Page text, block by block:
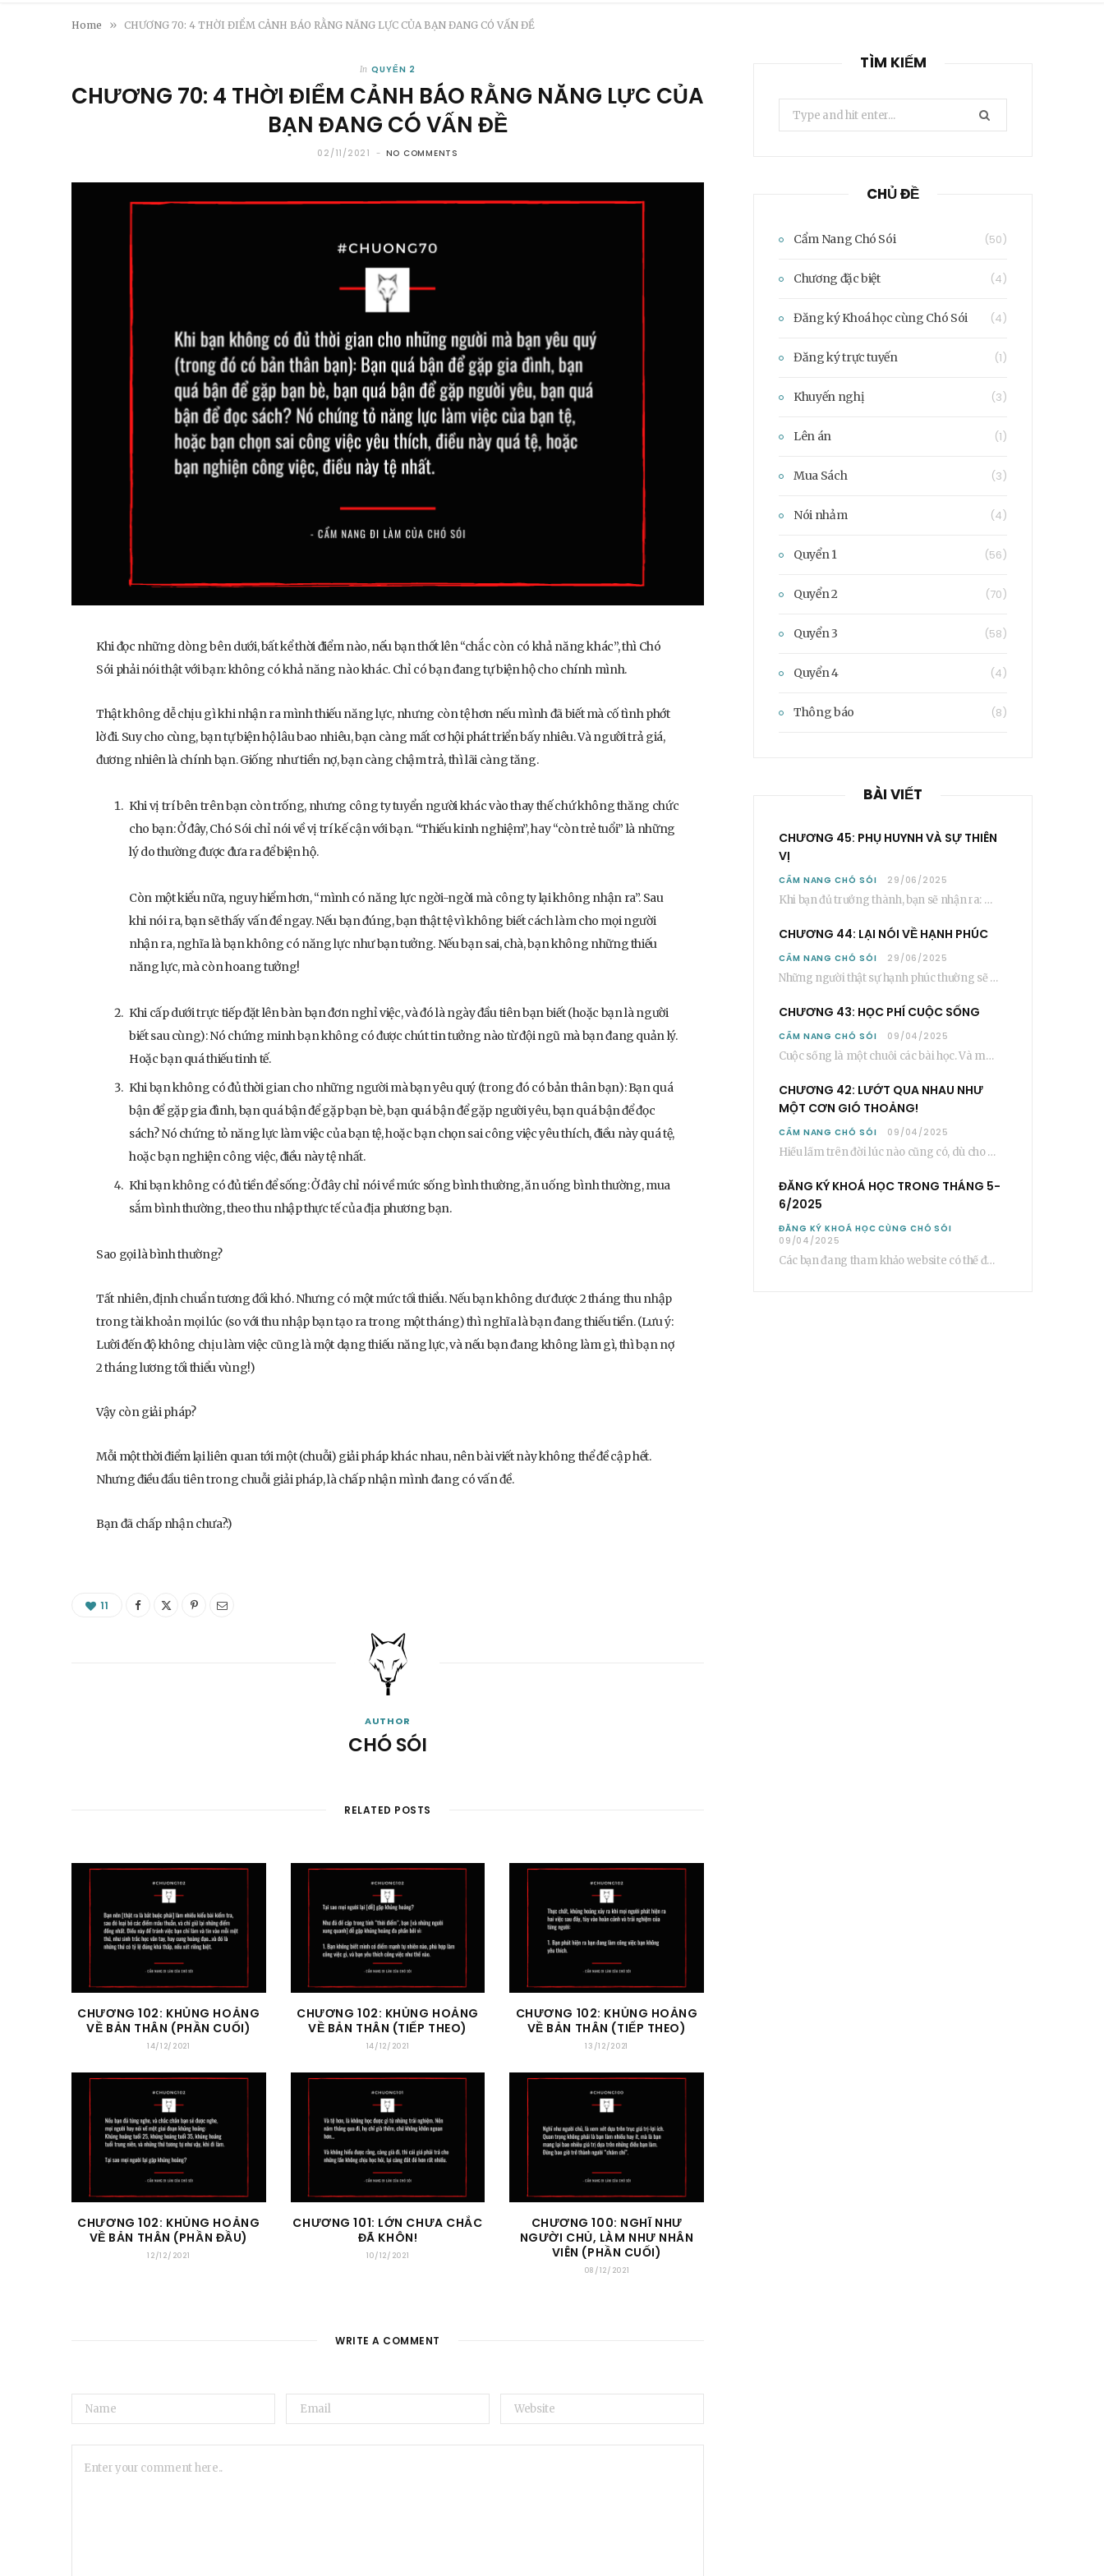
Home » CHƯƠNG 70: 4 THỜI ĐIỂM CẢNH BÁO RẰNG NĂNG LỰC CỦA BẠN ĐANG CÓ VẤN ĐỀ
In QUYỂN 2
CHƯƠNG 70: 4 THỜI ĐIỂM CẢNH BÁO RẰNG NĂNG LỰC CỦA
BẠN ĐANG CÓ VẤN ĐỀ
02/11/2021 NO COMMENTS
Khi đọc những dòng bên dưới, bất kể thời điểm nào, nếu bạn thốt lên “chắc còn có khả năng khác”, thì Chó
Sói phải nói thật với bạn: không có khả năng nào khác. Chỉ có bạn đang tự biện hộ cho chính mình.
Thật không dễ chịu gì khi nhận ra mình thiếu năng lực, nhưng còn tệ hơn nếu mình đã biết mà cố tình phớt
lờ đi. Suy cho cùng, bạn tự biện hộ lâu bao nhiêu, bạn càng mất cơ hội phát triển bấy nhiêu. Và người trả giá,
đương nhiên là chính bạn. Giống như tiền nợ, bạn càng chậm trả, thì lãi càng tăng.
Khi vị trí bên trên bạn còn trống, nhưng công ty tuyển người khác vào thay thế chứ không thăng chức
cho bạn: Ở đây, Chó Sói chỉ nói về vị trí kế cận với bạn. “Thiếu kinh nghiệm”, hay “còn trẻ tuổi” là những
lý do thường được đưa ra để biện hộ.
Còn một kiểu nữa, nguy hiểm hơn, “mình có năng lực ngời-ngời mà công ty lại không nhận ra”. Sau
khi nói ra, bạn sẽ thấy vấn đề ngay. Nếu bạn đúng, bạn thật tệ vì không biết cách làm cho mọi người
nhận ra, nghĩa là bạn không có năng lực như bạn tưởng. Nếu bạn sai, chà, bạn không những thiếu
năng lực, mà còn hoang tưởng!
Khi cấp dưới trực tiếp đặt lên bàn bạn đơn nghỉ việc, và đó là ngày đầu tiên bạn biết (hoặc bạn là người
biết sau cùng): Nó chứng minh bạn không có được chút tin tưởng nào từ đội ngũ mà bạn đang quản lý.
Hoặc bạn quá thiếu tinh tế.
Khi bạn không có đủ thời gian cho những người mà bạn yêu quý (trong đó có bản thân bạn): Bạn quá
bận để gặp gia đình, bạn quá bận để gặp bạn bè, bạn quá bận để gặp người yêu, bạn quá bận để đọc
sách? Nó chứng tỏ năng lực làm việc của bạn tệ, hoặc bạn chọn sai công việc yêu thích, điều này quá tệ,
hoặc bạn nghiện công việc, điều này tệ nhất.
Khi bạn không có đủ tiền để sống: Ở đây chỉ nói về mức sống bình thường, ăn uống bình thường, mua
sắm bình thường, theo thu nhập thực tế của địa phương bạn.
Sao gọi là bình thường?
Tất nhiên, định chuẩn tương đối khó. Nhưng có một mức tối thiểu. Nếu bạn không dư được 2 tháng thu nhập
trong tài khoản mọi lúc (so với thu nhập bạn tạo ra trong một tháng) thì nghĩa là bạn đang thiếu tiền. (Lưu ý:
Lười đến độ không chịu làm việc cũng là một dạng thiếu năng lực, và nếu bạn đang không làm gì, thì bạn nợ
2 tháng lương tối thiểu vùng!)
Vậy còn giải pháp?
Mỗi một thời điểm lại liên quan tới một (chuỗi) giải pháp khác nhau, nên bài viết này không thể đề cập hết.
Nhưng điều đầu tiên trong chuỗi giải pháp, là chấp nhận mình đang có vấn đề.
Bạn đã chấp nhận chưa?:)
11
AUTHOR
CHÓ SÓI
RELATED POSTS
CHƯƠNG 102: KHỦNG HOẢNG
VỀ BẢN THÂN (PHẦN CUỐI)
14/12/2021
CHƯƠNG 102: KHỦNG HOẢNG
VỀ BẢN THÂN (TIẾP THEO)
14/12/2021
CHƯƠNG 102: KHỦNG HOẢNG
VỀ BẢN THÂN (TIẾP THEO)
13/12/2021
CHƯƠNG 102: KHỦNG HOẢNG
VỀ BẢN THÂN (PHẦN ĐẦU)
12/12/2021
CHƯƠNG 101: LỚN CHƯA CHẮC
ĐÃ KHÔN!
10/12/2021
CHƯƠNG 100: NGHĨ NHƯ
NGƯỜI CHỦ, LÀM NHƯ NHÂN
VIÊN (PHẦN CUỐI)
08/12/2021
WRITE A COMMENT
TÌM KIẾM
Search
for:
CHỦ ĐỀ
Cẩm Nang Chó Sói (50)
Chương đặc biệt (4)
Đăng ký Khoá học cùng Chó Sói (4)
Đăng ký trực tuyến (1)
Khuyến nghị (3)
Lên án (1)
Mua Sách (3)
Nói nhảm (4)
Quyển 1 (56)
Quyển 2 (70)
Quyển 3 (58)
Quyển 4 (4)
Thông báo (8)
BÀI VIẾT
CHƯƠNG 45: PHỤ HUYNH VÀ SỰ THIÊN
VỊ
CẨM NANG CHÓ SÓI 29/06/2025
Khi bạn đủ trưởng thành, bạn sẽ nhận ra: Phần lớn các bậc phụ huynh…
CHƯƠNG 44: LẠI NÓI VỀ HẠNH PHÚC
CẨM NANG CHÓ SÓI 29/06/2025
Những người thật sự hạnh phúc thường sẽ không nói cụ thể rằng bạn “phải”…
CHƯƠNG 43: HỌC PHÍ CUỘC SỐNG
CẨM NANG CHÓ SÓI 09/04/2025
Cuộc sống là một chuỗi các bài học. Và mỗi người, sẽ phải học rất…
CHƯƠNG 42: LƯỚT QUA NHAU NHƯ
MỘT CƠN GIÓ THOẢNG!
CẨM NANG CHÓ SÓI 09/04/2025
Hiểu lầm trên đời lúc nào cũng có, dù cho nó ở trong một mối…
ĐĂNG KÝ KHOÁ HỌC TRONG THÁNG 5-
6/2025
ĐĂNG KÝ KHOÁ HỌC CÙNG CHÓ SÓI
09/04/2025
Các bạn đang tham khảo website có thể đăng ký các khoá học cơ bản…